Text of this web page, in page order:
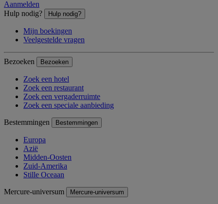
Aanmelden
Hulp nodig?
Hulp nodig?
Mijn boekingen
Veelgestelde vragen
Bezoeken Bezoeken
Zoek een hotel
Zoek een restaurant
Zoek een vergaderruimte
Zoek een speciale aanbieding
Bestemmingen Bestemmingen
Europa
Azië
Midden-Oosten
Zuid-Amerika
Stille Oceaan
Mercure-universum Mercure-universum